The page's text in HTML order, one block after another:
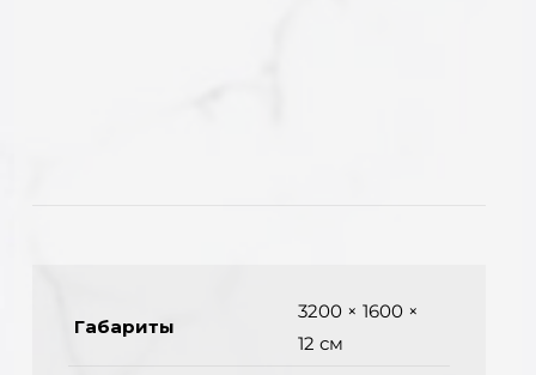
Габариты
3200 × 1600 ×
12 см